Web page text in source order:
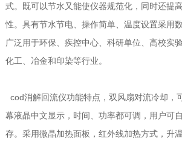
式。既可以节水又能使仪器规范化，同时还提
性。具有节水节电、操作简单、温度设置采用
广泛用于环保、疾控中心、科研单位、高校实
化工、冶金和印染等行业。
cod消解回流仪功能特点，双风扇对流冷却，
幕液晶中文显示，时间、功率都可调，用户可
存。采用微晶加热面板，红外线加热方式，升